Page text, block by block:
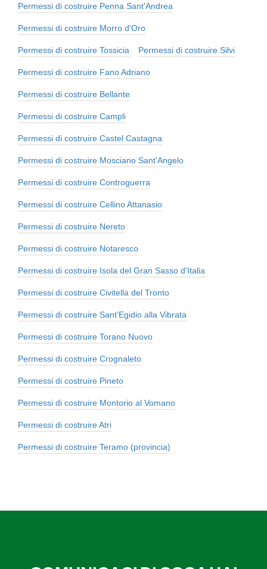
Permessi di costruire Penna Sant'Andrea
Permessi di costruire Morro d'Oro
Permessi di costruire Tossicia Permessi di costruire Silvi
Permessi di costruire Fano Adriano
Permessi di costruire Bellante
Permessi di costruire Campli
Permessi di costruire Castel Castagna
Permessi di costruire Mosciano Sant'Angelo
Permessi di costruire Controguerra
Permessi di costruire Cellino Attanasio
Permessi di costruire Nereto
Permessi di costruire Notaresco
Permessi di costruire Isola del Gran Sasso d'Italia
Permessi di costruire Civitella del Tronto
Permessi di costruire Sant'Egidio alla Vibrata
Permessi di costruire Torano Nuovo
Permessi di costruire Crognaleto
Permessi di costruire Pineto
Permessi di costruire Montorio al Vomano
Permessi di costruire Atri
Permessi di costruire Teramo (provincia)